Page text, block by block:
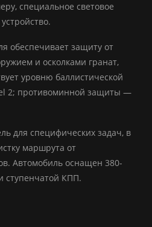
специальное световое
обеспечивает защиту от
и осколками гранат,
уровню баллистической
2; противоминной защиты —
для специфических задач, в
маршрута от
Автомобиль оснащен 380-
ступенчатой КПП.